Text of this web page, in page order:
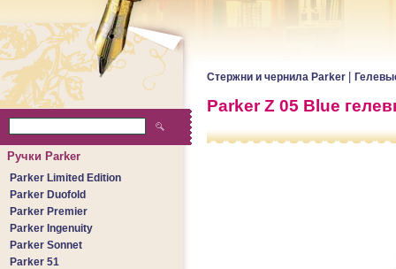
Ручки Parker
Parker Limited Edition
Parker Duofold
Parker Premier
Parker Ingenuity
Parker Sonnet
Parker 51
Стержни и чернила Parker
Parker Z 05 Blue